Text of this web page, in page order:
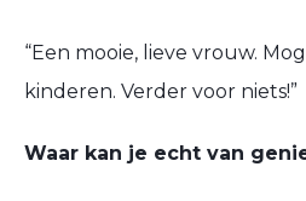
“Een mooie, lieve vrouw.
kinderen. Verder voor niets!”
Waar kan je echt van